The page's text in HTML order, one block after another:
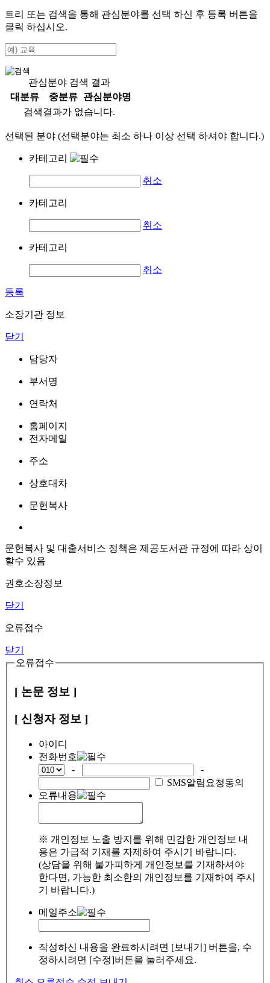
트리 또는 검색을 통해 관심분야를 선택 하신 후 등록 버튼을
클릭 하십시오.
관심분야 검색 결과
대분류
중분류
관심분야명
검색결과가 없습니다.
선택된 분야 (선택분야는 최소 하나 이상 선택 하셔야 합니다.)
카테고리
취소
카테고리
취소
카테고리
취소
등록
소장기관 정보
닫기
담당자
부서명
연락처
홈페이지
전자메일
주소
상호대차
문헌복사
문헌복사 및 대출서비스 정책은 제공도서관 규정에 따라 상이
할수 있음
권호소장정보
닫기
오류접수
닫기
오류접수
[ 논문 정보 ]
[ 신청자 정보 ]
아이디
전화번호
-
-
SMS알림요청동의
오류내용
※ 개인정보 노출 방지를 위해 민감한 개인정보 내
용은 가급적 기재를 자제하여 주시기 바랍니다.
(상담을 위해 불가피하게 개인정보를 기재하셔야
한다면, 가능한 최소한의 개인정보를 기재하여 주시
기 바랍니다.)
메일주소
작성하신 내용을 완료하시려면 [보내기] 버튼을, 수
정하시려면 [수정]버튼을 눌러주세요.